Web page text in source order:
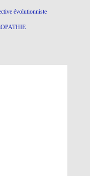
évolutionniste